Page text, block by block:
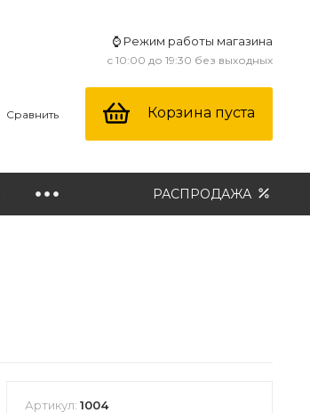
⌚ Режим работы магазина
с 10:00 до 19:30 без выходных
Сравнить Корзина пуста
РАСПРОДАЖА
Артикул: 1004